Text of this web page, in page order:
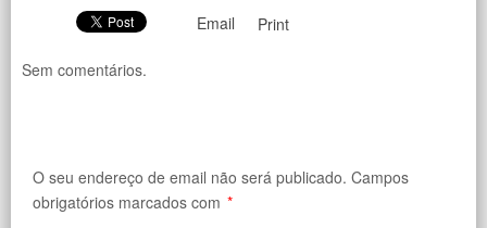
Email Print
Sem comentários.
O seu endereço de email não será publicado. Campos
obrigatórios marcados com *